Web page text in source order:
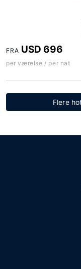
FRA USD 696
per værelse / per nat
Flere